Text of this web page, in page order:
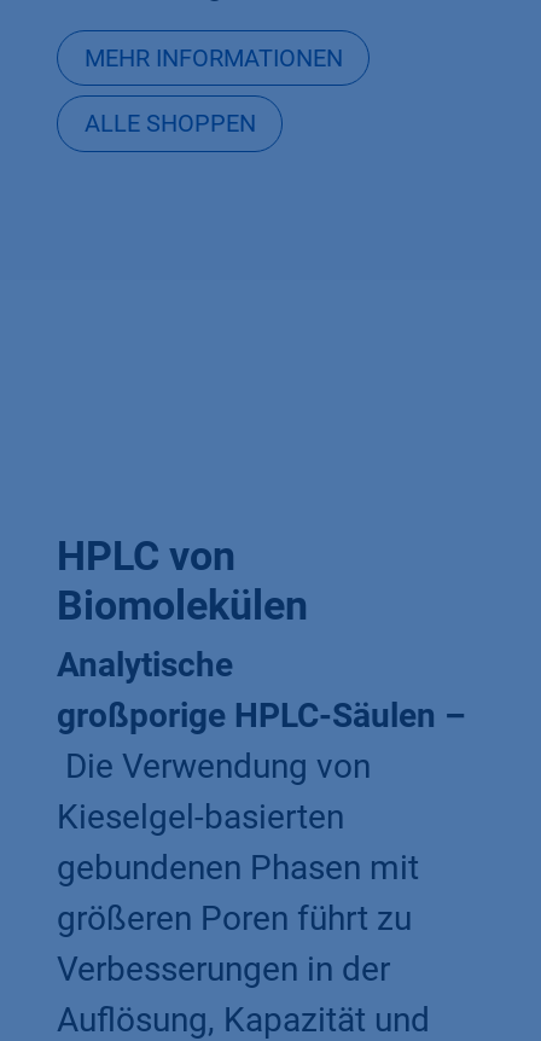
MEHR INFORMATIONEN
ALLE SHOPPEN
HPLC von
Biomolekülen
Analytische
großporige HPLC-Säulen –
Die Verwendung von
Kieselgel-basierten
gebundenen Phasen mit
größeren Poren führt zu
Verbesserungen in der
Auflösung, Kapazität und